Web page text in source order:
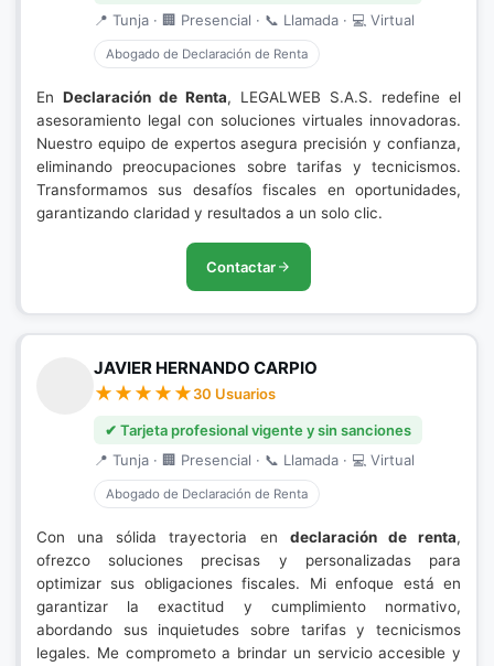
📍 Tunja · 🏢 Presencial · 📞 Llamada · 💻 Virtual
Abogado de Declaración de Renta
En Declaración de Renta, LEGALWEB S.A.S. redefine el
asesoramiento legal con soluciones virtuales innovadoras.
Nuestro equipo de expertos asegura precisión y confianza,
eliminando preocupaciones sobre tarifas y tecnicismos.
Transformamos sus desafíos fiscales en oportunidades,
garantizando claridad y resultados a un solo clic.
Contactar
JAVIER HERNANDO CARPIO
30 Usuarios
✔ Tarjeta profesional vigente y sin sanciones
📍 Tunja · 🏢 Presencial · 📞 Llamada · 💻 Virtual
Abogado de Declaración de Renta
Con una sólida trayectoria en declaración de renta,
ofrezco soluciones precisas y personalizadas para
optimizar sus obligaciones fiscales. Mi enfoque está en
garantizar la exactitud y cumplimiento normativo,
abordando sus inquietudes sobre tarifas y tecnicismos
legales. Me comprometo a brindar un servicio accesible y